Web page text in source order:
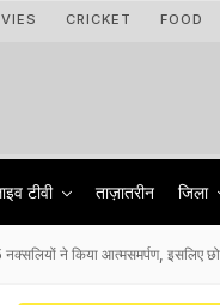
CRICKET FOOD
टीवी ताज़ातरीन जिला
ने किया आत्मसमर्पण, इसलिए